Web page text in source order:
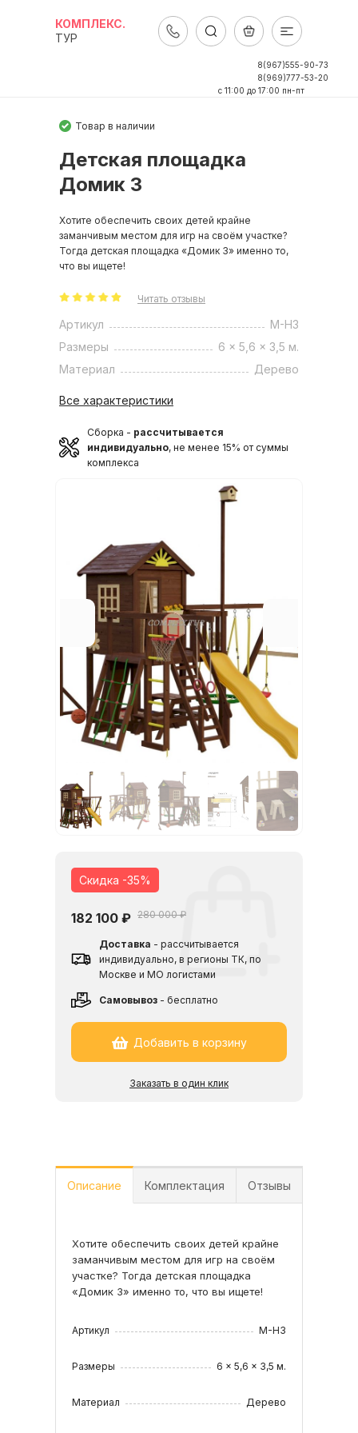
КОМПЛЕКС.
ТУР
8(967)555-90-73
8(969)777-53-20
c 11:00 до 17:00 пн-пт
Товар в наличии
Детская площадка
Домик 3
Хотите обеспечить своих детей крайне
заманчивым местом для игр на своём участке?
Тогда детская площадка «Домик 3» именно то,
что вы ищете!
Читать отзывы
Артикул
M-H3
Размеры
6 x 5,6 x 3,5 м.
Материал
Дерево
Все характеристики
Сборка - рассчитывается
индивидуально, не менее 15% от суммы
комплекса
Скидка -35%
182 100 ₽ 280 000 ₽
Доставка - рассчитывается
индивидуально, в регионы ТК, по
Москве и МО логистами
Cамовывоз - бесплатно
Добавить в корзину
Заказать в один клик
Описание Комплектация Отзывы
Хотите обеспечить своих детей крайне
заманчивым местом для игр на своём
участке? Тогда детская площадка
«Домик 3» именно то, что вы ищете!
Артикул M-H3
Размеры 6 x 5,6 x 3,5 м.
Материал Дерево
•Двухцветный домик с деревянной
крышей и элементом "солнышко"
•Столик с двумя стульчиками внутри
домика
•Скворечник
домик
•Просторный балкон размерами
Читать все отзывы